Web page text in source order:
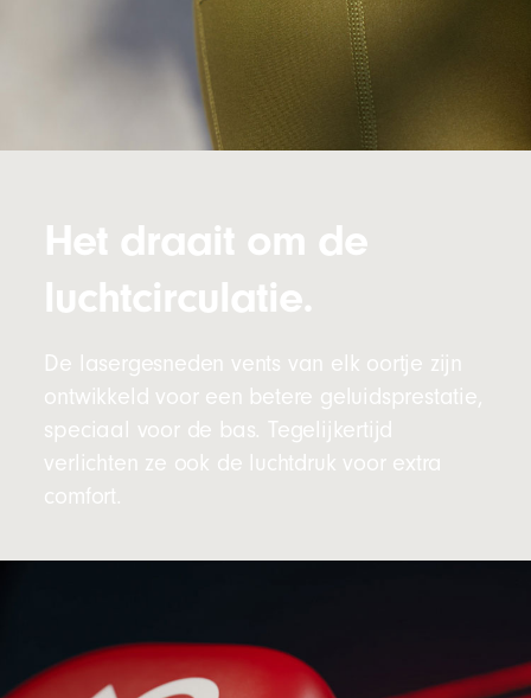
Het draait om de
luchtcirculatie.
De lasergesneden vents van elk oortje zijn
ontwikkeld voor een betere geluidsprestatie,
speciaal voor de bas. Tegelijkertijd
verlichten ze ook de luchtdruk voor extra
comfort.